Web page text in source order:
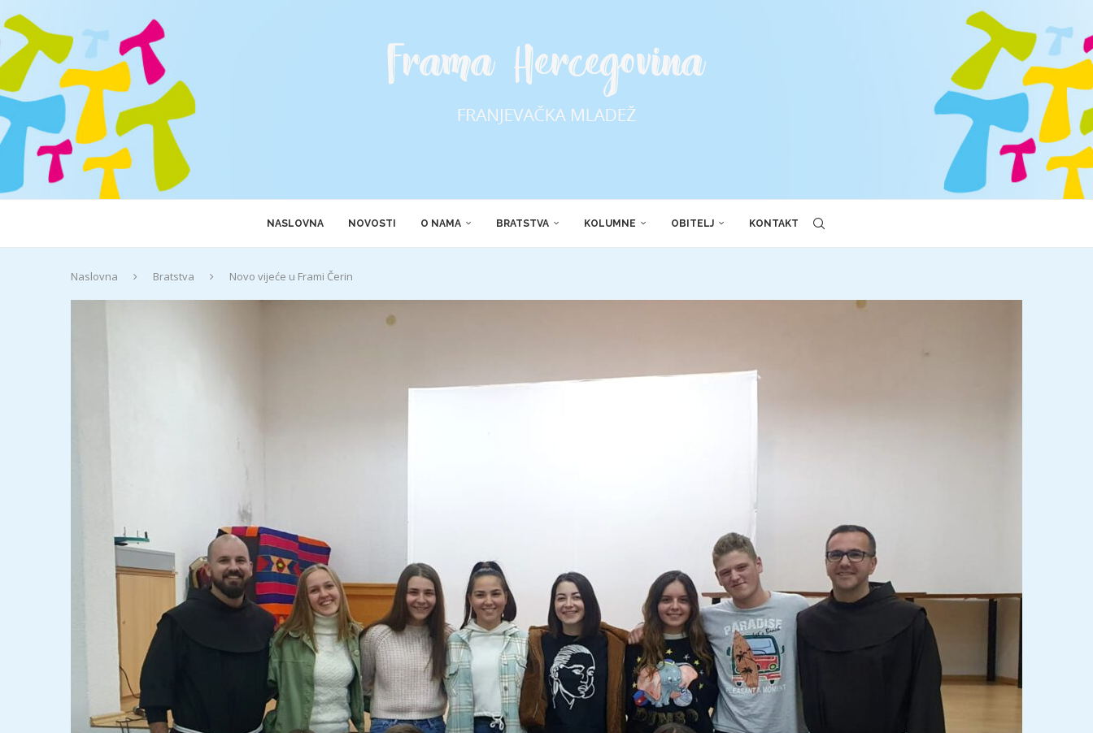
NASLOVNA NOVOSTI O NAMA BRATSTVA KOLUMNE OBITELJ KONTAKT
Naslovna Bratstva Novo vijeće u Frami Čerin